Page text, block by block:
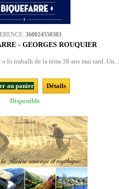
360024550383
- GEORGES ROUQUIER
lo trabalh de la tèrra 38 ans mai tard. Un...
au panier
Détails
Disponible